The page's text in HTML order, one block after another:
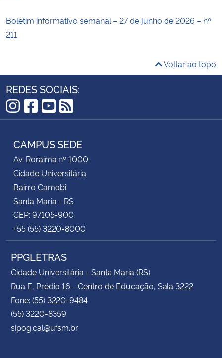
Boletim informativo semanal – 27 de junho de 2026 – nº
211
Voltar ao topo
REDES SOCIAIS:
Instagram
Facebook
YouTube
RSS
CAMPUS SEDE
Av. Roraima nº 1000
Cidade Universitária
Bairro Camobi
Santa Maria - RS
CEP: 97105-900
+55 (55) 3220-8000
PPGLETRAS
Cidade Universitária - Santa Maria (RS)
Rua E, Prédio 16 - Centro de Educação, Sala 3222
Fone: (55) 3220-9484
(55) 3220-8359
sipog.cal@ufsm.br